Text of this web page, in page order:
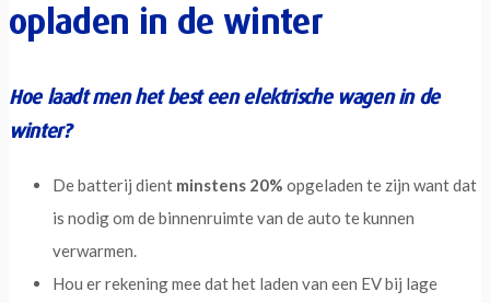
opladen in de winter
Hoe laadt men het best een elektrische wagen in de
winter?
De batterij dient minstens 20% opgeladen te zijn want dat
is nodig om de binnenruimte van de auto te kunnen
verwarmen.
Hou er rekening mee dat het laden van een EV bij lage